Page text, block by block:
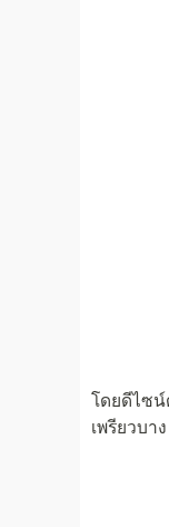
โดยดีไซ
เพรียวบา